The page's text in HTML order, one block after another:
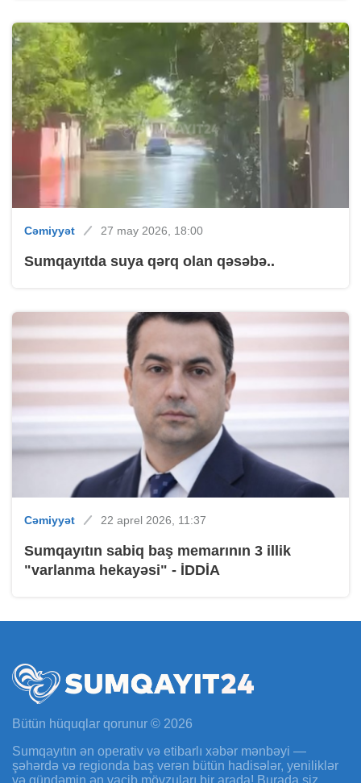
Cəmiyyət 27 may 2026, 18:00
Sumqayıtda suya qərq olan qəsəbə..
Cəmiyyət 22 aprel 2026, 11:37
Sumqayıtın sabiq baş memarının 3 illik
"varlanma hekayəsi" - İDDİA
Bütün hüquqlar qorunur © 2026
Sumqayıtın ən operativ və etibarlı xəbər mənbəyi —
şəhərdə və regionda baş verən bütün hadisələr, yeniliklər